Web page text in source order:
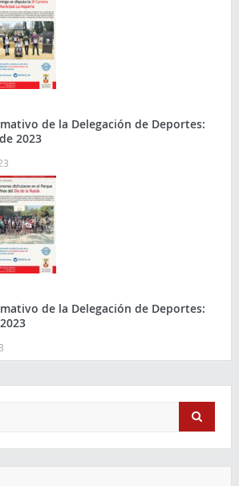
de la Delegación de Deportes:
2023
de la Delegación de Deportes: